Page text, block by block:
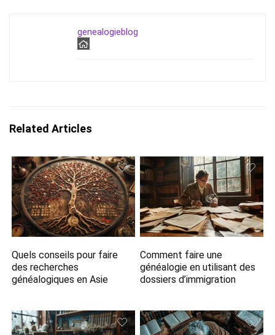
genealogieblog
Related Articles
Quels conseils pour faire
des recherches
généalogiques en Asie
Comment faire une
généalogie en utilisant des
dossiers d’immigration